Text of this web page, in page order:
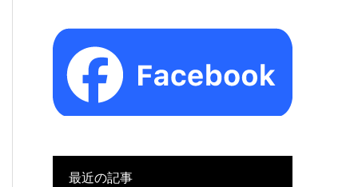
最近の記事